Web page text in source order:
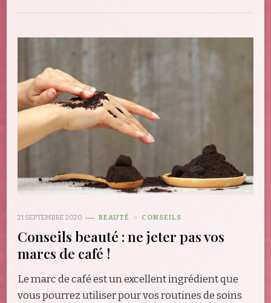
21 SEPTEMBRE 2020 BEAUTÉ CONSEILS
Conseils beauté : ne jeter pas vos
marcs de café !
Le marc de café est un excellent ingrédient que
vous pourrez utiliser pour vos routines de soins